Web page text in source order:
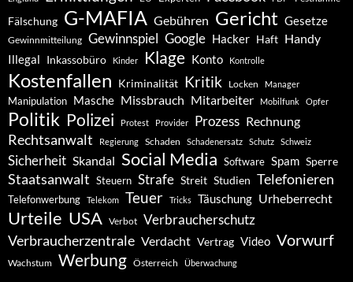
Fälschung G-MAFIA Gebühren Gericht Gesetze
Gewinnmitteilung Gewinnspiel Google Hacker Haft Handy
Illegal Inkassobüro Kinder Klage Konto Kontrolle
Kostenfallen Kriminalität Kritik Locken Manager
Manipulation Masche Missbrauch Mitarbeiter Mobilfunk Opfer
Politik Polizei Protest Provider Prozess Rechnung
Rechtsanwalt Regierung Schaden Schadenersatz Schutz Schweiz
Sicherheit Skandal Social Media Software Spam Sperre
Staatsanwalt Steuern Strafe Streit Studien Telefonieren
Telefonwerbung Telekom Teuer Tricks Täuschung Urheberrecht
Urteile USA Verbot Verbraucherschutz
Verbraucherzentrale Verdacht Vertrag Video Vorwurf
Wachstum Werbung Österreich Überwachung